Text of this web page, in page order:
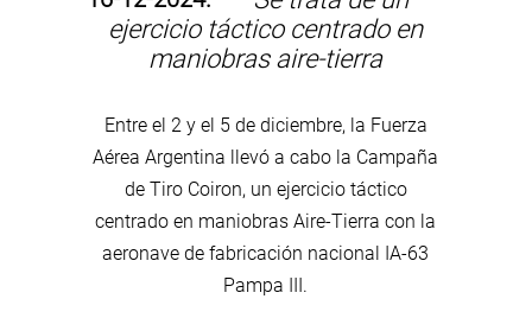
ejercicio táctico centrado en
maniobras aire-tierra
Entre el 2 y el 5 de diciembre, la Fuerza
Aérea Argentina llevó a cabo la Campaña
de Tiro Coiron, un ejercicio táctico
centrado en maniobras Aire-Tierra con la
aeronave de fabricación nacional IA-63
Pampa III.